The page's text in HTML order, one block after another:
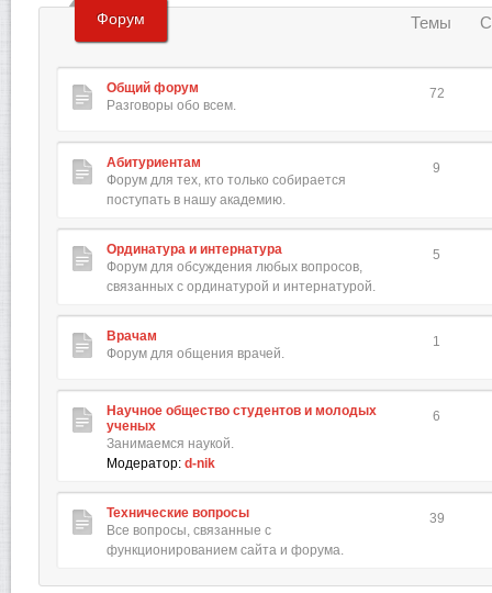
Форум Темы
Общий форум
Разговоры обо всем.
72
Абитуриентам
Форум для тех, кто только собирается
поступать в нашу академию.
9
Ординатура и интернатура
Форум для обсуждения любых вопросов,
связанных с ординатурой и интернатурой.
5
Врачам
Форум для общения врачей.
1
Научное общество студентов и молодых
ученых
Занимаемся наукой.
Модератор: d-nik
6
Технические вопросы
Все вопросы, связанные с
функционированием сайта и форума.
39